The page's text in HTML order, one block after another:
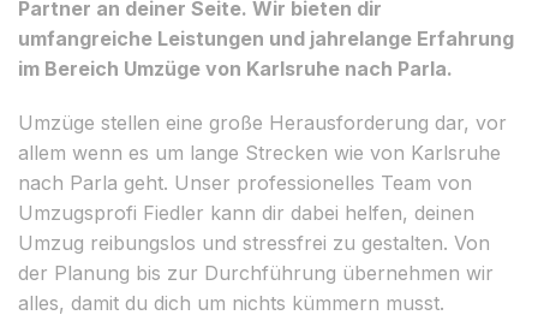
Partner an deiner Seite. Wir bieten dir
umfangreiche Leistungen und jahrelange Erfahrung
im Bereich Umzüge von Karlsruhe nach Parla.
Umzüge stellen eine große Herausforderung dar, vor
allem wenn es um lange Strecken wie von Karlsruhe
nach Parla geht. Unser professionelles Team von
Umzugsprofi Fiedler kann dir dabei helfen, deinen
Umzug reibungslos und stressfrei zu gestalten. Von
der Planung bis zur Durchführung übernehmen wir
alles, damit du dich um nichts kümmern musst.